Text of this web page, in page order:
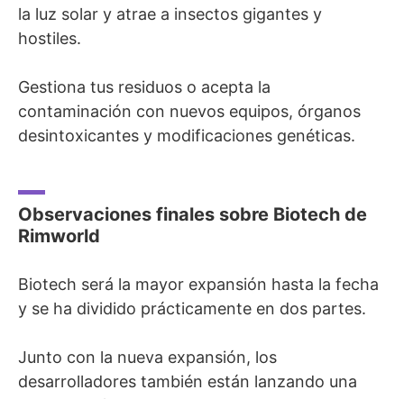
la luz solar y atrae a insectos gigantes y
hostiles.
Gestiona tus residuos o acepta la
contaminación con nuevos equipos, órganos
desintoxicantes y modificaciones genéticas.
Observaciones finales sobre Biotech de
Rimworld
Biotech será la mayor expansión hasta la fecha
y se ha dividido prácticamente en dos partes.
Junto con la nueva expansión, los
desarrolladores también están lanzando una